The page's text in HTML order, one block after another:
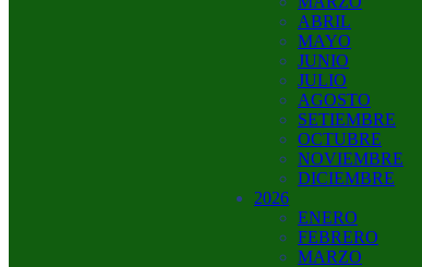
ABRIL
MAYO
JUNIO
JULIO
AGOSTO
SETIEMBRE
OCTUBRE
NOVIEMBRE
DICIEMBRE
2026
ENERO
FEBRERO
MARZO